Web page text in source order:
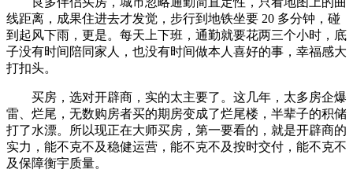
线距离，成果住进去才发觉，步行到地铁坐要 20 多分钟，碰
到起风下雨，更是。每天上下班，通勤就要花两三个小时，底
子没有时间陪同家人，也没有时间做本人喜好的事，幸福感大
打扣头。
买房，选对开辟商，实的太主要了。这几年，太多房企爆
雷、烂尾，无数购房者买的期房变成了烂尾楼，半辈子的积储
打了水漂。所以现正在大师买房，第一要看的，就是开辟商的
实力，能不克不及稳健运营，能不克不及按时交付，能不克不
及保障衡宇质量。